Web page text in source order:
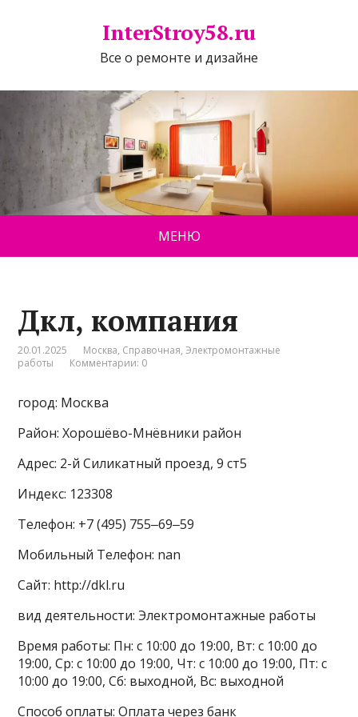
InterStroy58.ru
Все о ремонте и дизайне
МЕНЮ
Дкл, компания
20.01.2025 Москва, Справочная,Электромонтажные
работы
Комментарии: 0
город: Москва
Район: Хорошёво-Мнёвники район
Адрес: 2-й Силикатный проезд, 9 ст5
Индекс: 123308
Телефон: +7 (495) 755‒69‒59
Мобильный Телефон: nan
Сайт: http://dkl.ru
вид деятельности: Электромонтажные работы
Время работы: Пн: с 10:00 до 19:00, Вт: с 10:00 до
19:00, Ср: с 10:00 до 19:00, Чт: с 10:00 до 19:00, Пт: с
10:00 до 19:00, Сб: выходной, Вс: выходной
Способ оплаты: Оплата через банк